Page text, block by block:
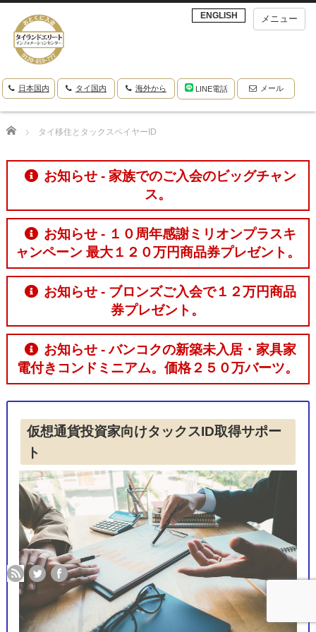
日本国内 タイ国内 海外から LINE電話 メール
ENGLISH メニュー
Home タイ移住とタックスペイヤーID
お知らせ - 家族でのご入会のビッグチャン
ス。
お知らせ - １０周年感謝ミリオンプラスキ
ャンペーン 最大１２０万円商品券プレゼント。
お知らせ - ブロンズご入会で１２万円商品
券プレゼント。
お知らせ - バンコクの新築未入居・家具家
電付きコンドミニアム。価格２５０万バーツ。
仮想通貨投資家向けタックスID取得サポー
ト